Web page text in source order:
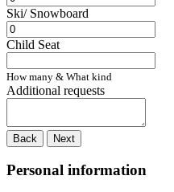
Ski/ Snowboard
Child Seat
How many & What kind
Additional requests
Back Next
Personal information